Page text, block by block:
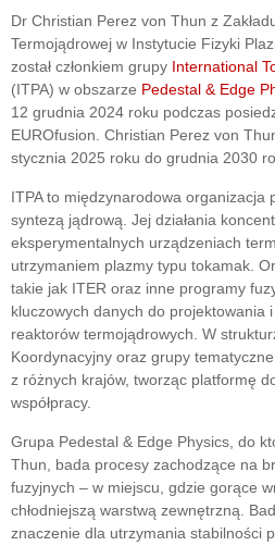
Dr Christian Perez von Thun z
Termojądrowej w Instytucie Fizyki
został członkiem grupy International
(ITPA) w obszarze Pedestal & Edge
12 grudnia 2024 roku podczas
EUROfusion. Christian Perez von
stycznia 2025 roku do grudnia 2030
ITPA to międzynarodowa organizacja
syntezą jądrową. Jej działania
eksperymentalnych urządzeniach
utrzymaniem plazmy typu tokamak.
takie jak ITER oraz inne programy
kluczowych danych do projektowania
reaktorów termojądrowych. W
Koordynacyjny oraz grupy
z różnych krajów, tworząc platformę
współpracy.
Grupa Pedestal & Edge Physics, do
Thun, bada procesy zachodzące na
fuzyjnych – w miejscu, gdzie gorące
chłodniejszą warstwą zewnętrzną.
znaczenie dla utrzymania stabilności